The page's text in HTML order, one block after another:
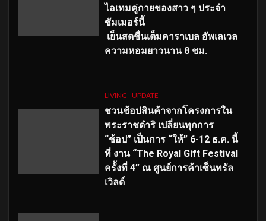
ไอเทมคู่กายของสาว ๆ ประจำ
ซัมเมอร์นี้
เย็นสดชื่นเต็มคาราเบล อัพเลเวล
ความหอมยาวนาน 8 ชม.
LIVING UPDATE
ชวนช้อปสินค้าจากโครงการใน
พระราชดำริ เปลี่ยนทุกการ
“ช้อป” เป็นการ “ให้” 6-12 ธ.ค. นี้
ที่ งาน “The Royal Gift Festival
ครั้งที่ 4” ณ ศูนย์การค้าเซ็นทรัล
เวิลด์